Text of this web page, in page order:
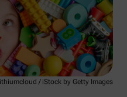
/ iStock by Getty Images